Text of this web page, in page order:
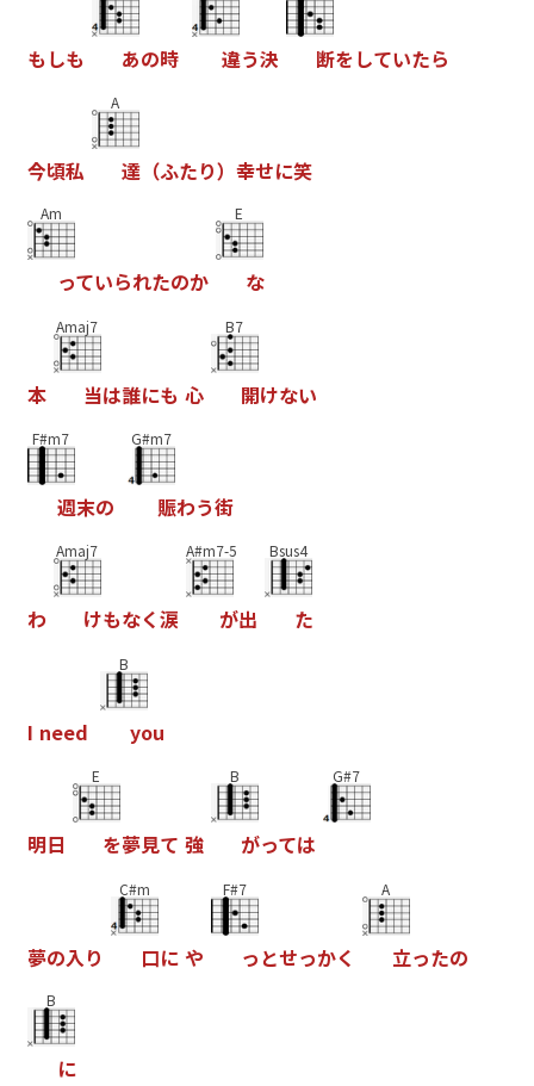
もしも あの時 違う決 断をしていたら
今頃私
A
達（ふたり） 幸せに笑
Am
っていられたのか
E
な
本
Amaj7
当は誰にも 心
B7
開けない
F#m7
週末の
G#m7
賑わう街
わ
Amaj7
けもなく涙
A#m7-5
が出
Bsus4
た
I need
B
you
明日
E
を夢見て 強
B
がっては
G#7
夢の入り
C#m
口に や
F#7
っ とせっかく
A
立ったの
B
に